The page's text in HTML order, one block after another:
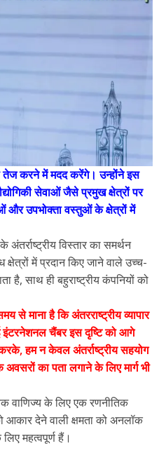
तेज करने में मदद करेंगे। उन्होंने इस
सेवाओं जैसे प्रमुख क्षेत्रों पर
और उपभोक्ता वस्तुओं के क्षेत्रों में
विस्तार का समर्थन
क्षेत्रों में प्रदान किए जाने वाले उच्च-
है, साथ ही बहुराष्ट्रीय कंपनियों को
माना है कि अंतरराष्ट्रीय व्यापार
इंटरनेशनल चैंबर इस दृष्टि को आगे
हम न केवल अंतर्राष्ट्रीय सहयोग
का पता लगाने के लिए मार्ग भी
वाणिज्य के लिए एक रणनीतिक
आकार देने वाली क्षमता को अनलॉक
महत्वपूर्ण हैं।
Uttar
हॉट राजनीतिक
आगमन पर नवनियुक्त प्रदेश
सोनू बाल्मीकि का किया गया